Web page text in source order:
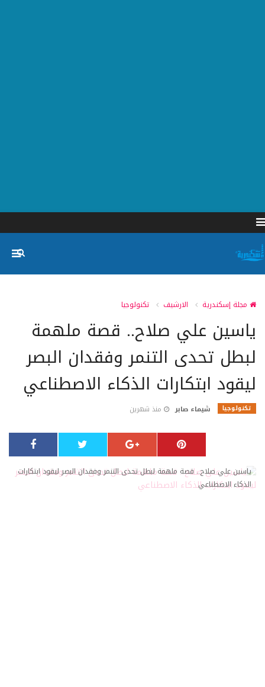
مجلة إسكندرية الارشيف تكنولوجيا
ياسين علي صلاح.. قصة ملهمة
لبطل تحدى التنمر وفقدان البصر
ليقود ابتكارات الذكاء الاصطناعي
تكنولوجيا شيماء صابر منذ شهرين
ياسين علي صلاح.. قصة ملهمة لبطل تحدى التنمر وفقدان البصر ليقود ابتكارات
الذكاء الاصطناعي